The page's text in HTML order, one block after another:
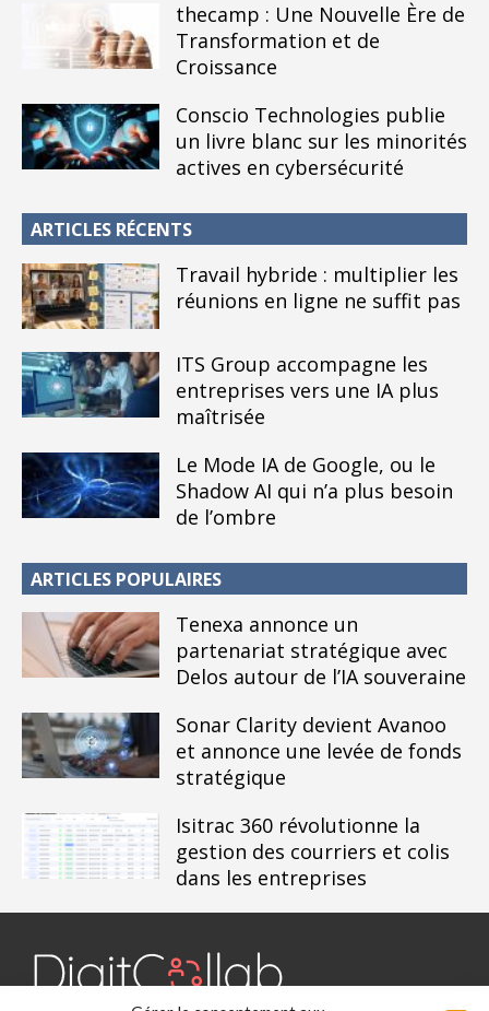
thecamp : Une Nouvelle Ère de
Transformation et de
Croissance
Conscio Technologies publie
un livre blanc sur les minorités
actives en cybersécurité
ARTICLES RÉCENTS
Travail hybride : multiplier les
réunions en ligne ne suffit pas
ITS Group accompagne les
entreprises vers une IA plus
maîtrisée
Le Mode IA de Google, ou le
Shadow AI qui n’a plus besoin
de l’ombre
ARTICLES POPULAIRES
Tenexa annonce un
partenariat stratégique avec
Delos autour de l’IA souveraine
Sonar Clarity devient Avanoo
et annonce une levée de fonds
stratégique
Isitrac 360 révolutionne la
gestion des courriers et colis
dans les entreprises